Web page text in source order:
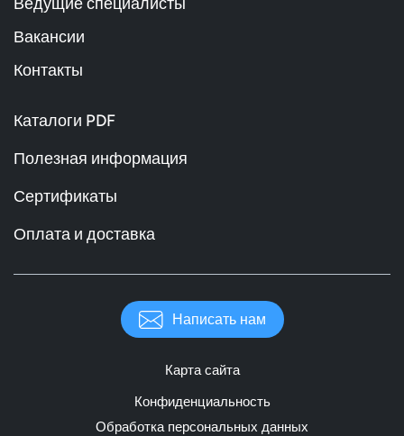
Вакансии
Контакты
Каталоги PDF
Полезная информация
Сертификаты
Оплата и доставка
Написать нам
Карта сайта
Конфиденциальность
Обработка персональных данных